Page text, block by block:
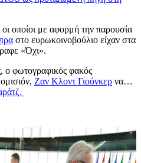
οποίοι με αφορμή την παρουσία
στο ευρωκοινοβούλιο είχαν στα
«Όχι».
ο φωτογραφικός φακός
Ζαν Κλοντ Γιούνκερ να…